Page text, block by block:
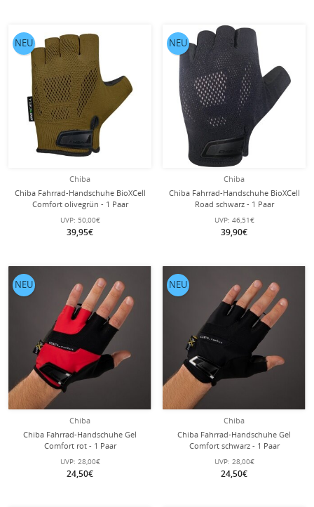
Chiba
Chiba Fahrrad-Handschuhe BioXCell
Comfort olivegrün - 1 Paar
UVP: 50,00€
39,95€
NEU
Chiba
Chiba Fahrrad-Handschuhe BioXCell
Road schwarz - 1 Paar
UVP: 46,51€
39,90€
NEU
Chiba
Chiba Fahrrad-Handschuhe Gel
Comfort rot - 1 Paar
UVP: 28,00€
24,50€
NEU
Chiba
Chiba Fahrrad-Handschuhe Gel
Comfort schwarz - 1 Paar
UVP: 28,00€
24,50€
NEU